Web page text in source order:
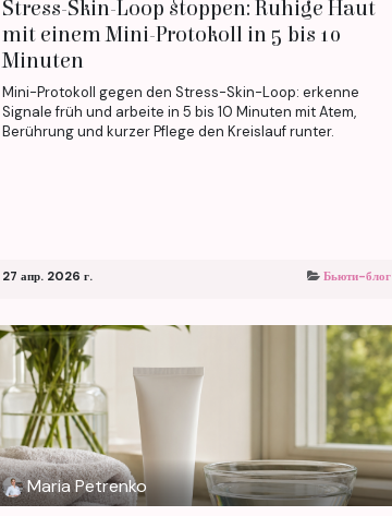
Stress-Skin-Loop stoppen: Ruhige Haut
mit einem Mini-Protokoll in 5 bis 10
Minuten
Mini-Protokoll gegen den Stress-Skin-Loop: erkenne
Signale früh und arbeite in 5 bis 10 Minuten mit Atem,
Berührung und kurzer Pflege den Kreislauf runter.
27 апр. 2026 г. Бьюти-блог
Maria Petrenko